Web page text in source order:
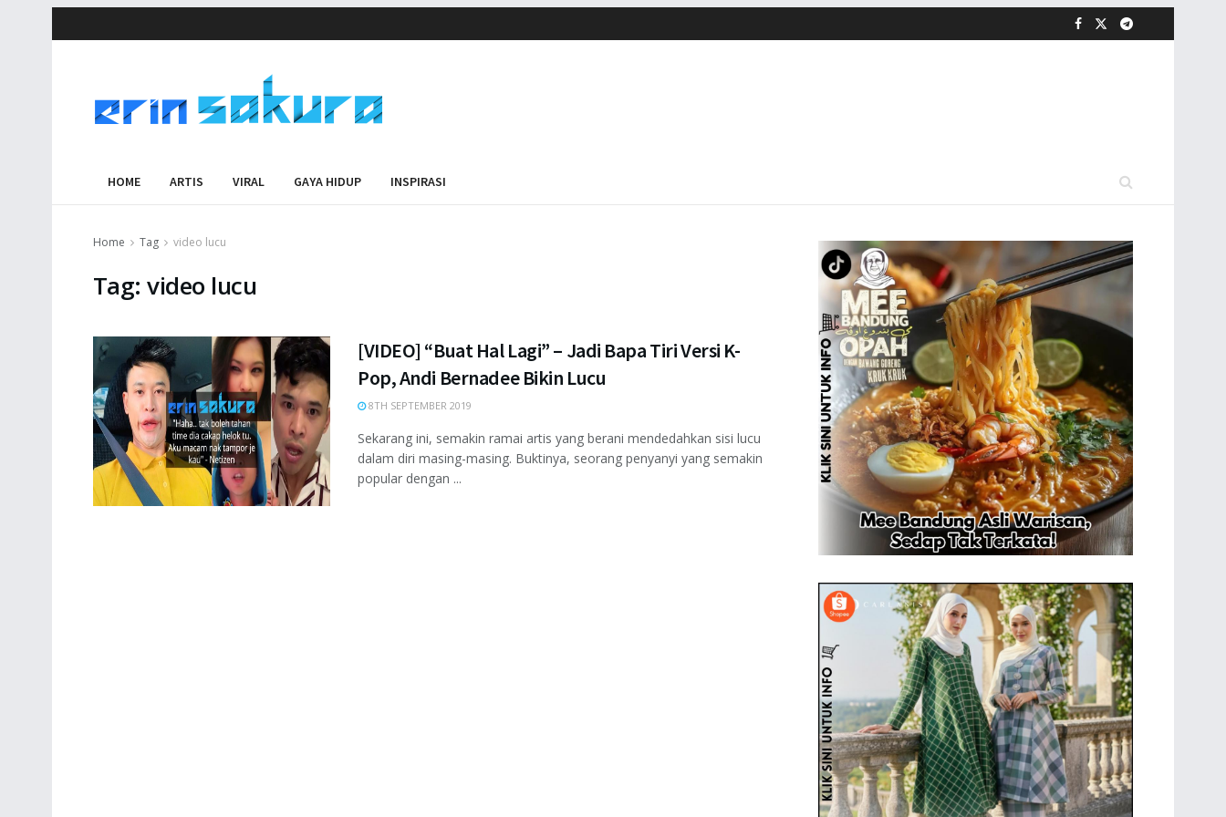
HOME ARTIS VIRAL GAYA HIDUP INSPIRASI
Home Tag video lucu
Tag:video lucu
[VIDEO] “Buat Hal Lagi” – Jadi Bapa Tiri Versi K-
Pop, Andi Bernadee Bikin Lucu
8TH SEPTEMBER 2019
Sekarang ini, semakin ramai artis yang berani mendedahkan sisi lucu
dalam diri masing-masing. Buktinya, seorang penyanyi yang semakin
popular dengan ...